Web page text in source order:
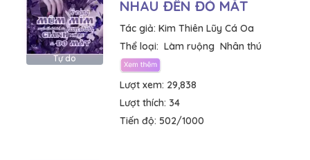
Tự do
NHAU ĐẾN ĐỎ MẮT
Tác giả: Kim Thiên Lũy Cá Oa
Thể loại: Làm ruộng Nhân thú
Lượt xem: 29,838
Lượt thích: 34
Tiến độ: 502/1000